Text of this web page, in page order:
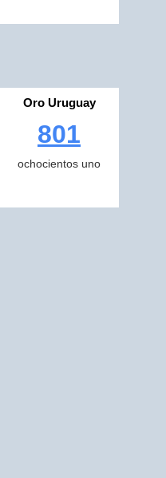
Oro Uruguay
801
ochocientos uno